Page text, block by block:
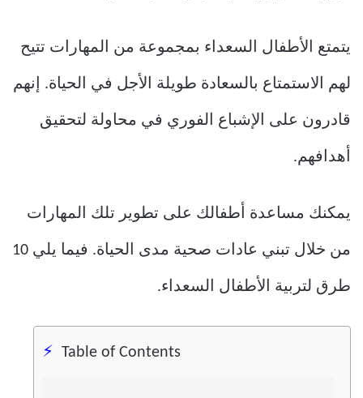
يتمتع الأطفال السعداء بمجموعة من المهارات تتيح
لهم الاستمتاع بالسعادة طويلة الأجل في الحياة. إنهم
قادرون على الإشباع الفوري في محاولة لتحقيق
أهدافهم.
يمكنك مساعدة أطفالك على تطوير تلك المهارات
من خلال تبني عادات صحية مدى الحياة. فيما يلي 10
طرق لتربية الأطفال السعداء.
Table of Contents